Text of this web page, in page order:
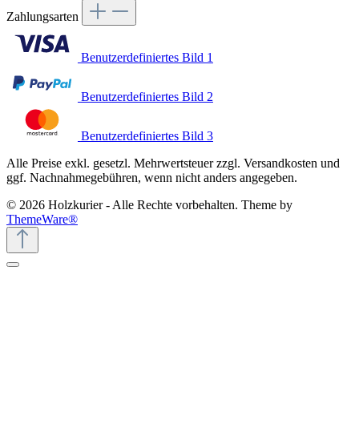
Zahlungsarten
Benutzerdefiniertes Bild 1
Benutzerdefiniertes Bild 2
Benutzerdefiniertes Bild 3
Alle Preise exkl. gesetzl. Mehrwertsteuer zzgl. Versandkosten und
ggf. Nachnahmegebühren, wenn nicht anders angegeben.
© 2026 Holzkurier - Alle Rechte vorbehalten. Theme by
ThemeWare®